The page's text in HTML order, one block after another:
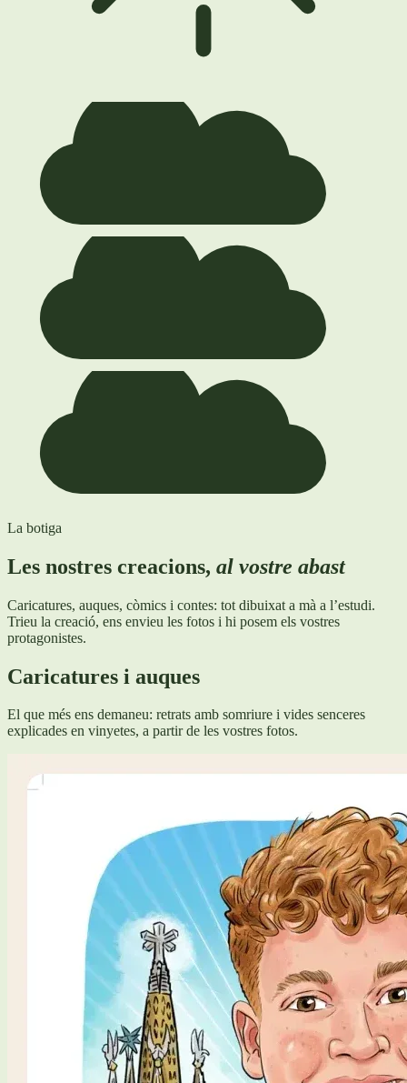
La botiga
Les nostres creacions, al vostre abast
Caricatures, auques, còmics i contes: tot dibuixat a mà a l’estudi.
Trieu la creació, ens envieu les fotos i hi posem els vostres
protagonistes.
Caricatures i auques
El que més ens demaneu: retrats amb somriure i vides senceres
explicades en vinyetes, a partir de les vostres fotos.